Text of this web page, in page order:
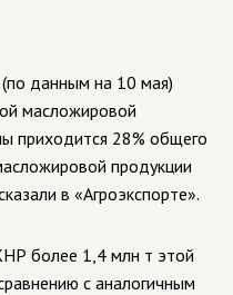
данным на 10 мая)
масложировой
приходится 28% общего
продукции
в «Агроэкспорте».
более 1,4 млн т этой
с аналогичным